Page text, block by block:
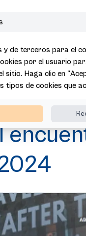
acogerá el
y de terceros para el
por el usuario
sitio. Haga clic en
tipos de cookies que